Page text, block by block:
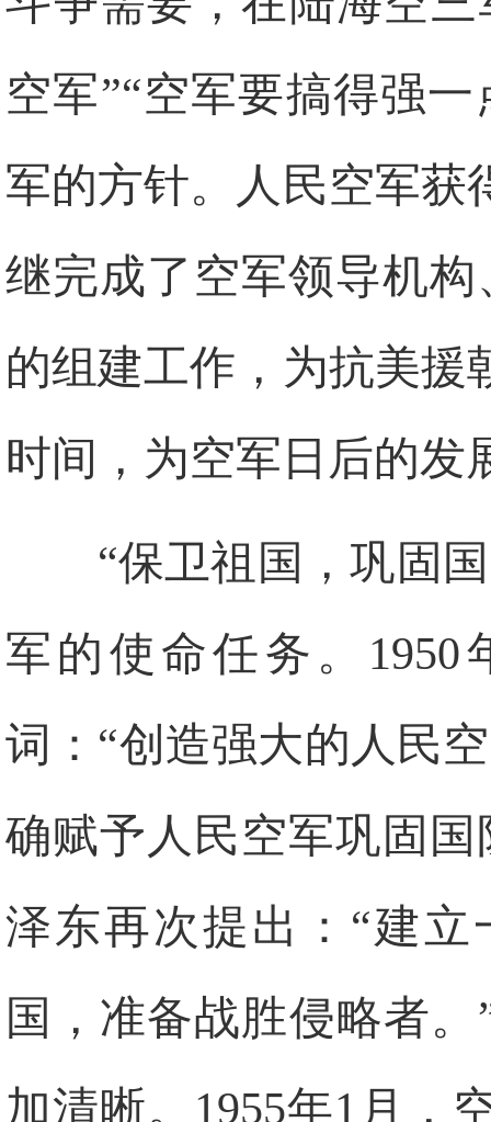
空军”“空军要搞得强
军的方针。人民空军获
继完成了空军领导机
的组建工作，为抗美援
时间，为空军日后的发
“保卫祖国，巩固
军的使命任务。
词：“创造强大的人民
确赋予人民空军巩固
泽东再次提出：“建
国，准备战胜侵略者
加清晰。1955年1月，